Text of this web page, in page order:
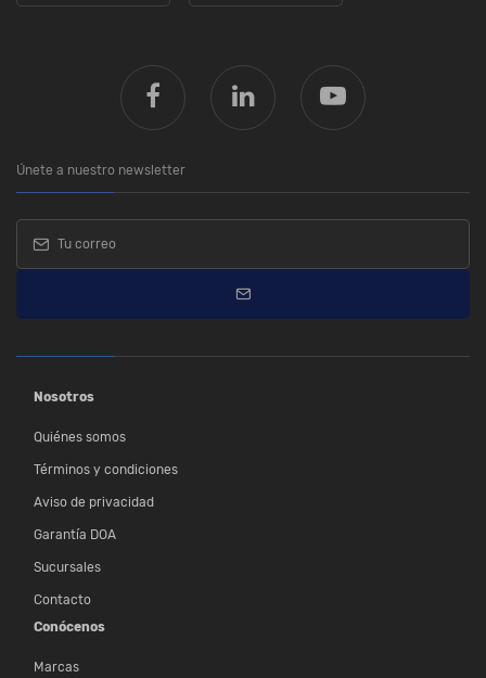
Únete a nuestro newsletter
Nosotros
Quiénes somos
Términos y condiciones
Aviso de privacidad
Garantía DOA
Sucursales
Contacto
Conócenos
Marcas